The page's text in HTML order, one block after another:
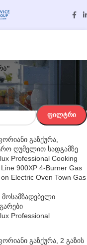
ᲤᲘᲚᲢᲠᲘ
გაზქურა,
ღუმელით სადგამზე
Professional Cooking
900XP 4-Burner Gas
Electric Oven Town Gas
Professional
გაზქურა, 2 გაზის